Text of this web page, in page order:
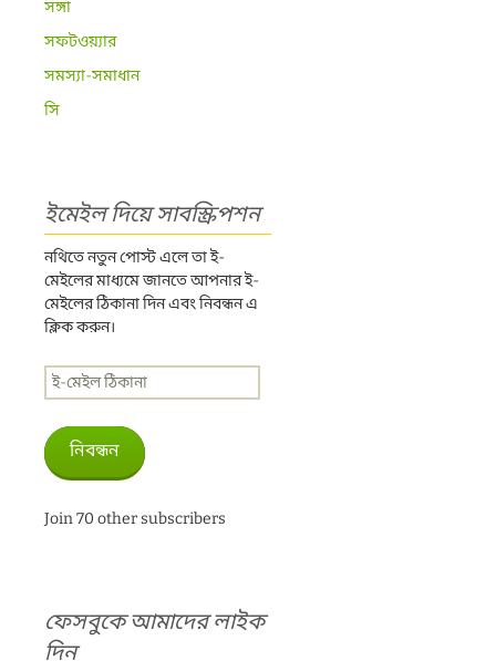
সঙ্গা
সফটওয়্যার
সমস্যা-সমাধান
সি
ইমেইল দিয়ে সাবস্ক্রিপশন
নথিতে নতুন পোস্ট এলে তা ই-
মেইলের মাধ্যমে জানতে আপনার ই-
মেইলের ঠিকানা দিন এবং নিবন্ধন এ
ক্লিক করুন।
ই-
মেইল
ঠিকানা
নিবন্ধন
Join 70 other subscribers
ফেসবুকে আমাদের লাইক
দিন